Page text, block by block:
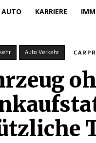
AUTO KARRIERE
Auto Verkehr CARPR